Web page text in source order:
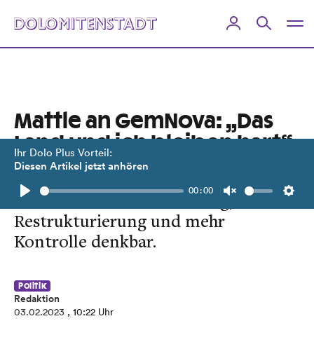
Ihr Dolo Plus Vorteil:
Diesen Artikel jetzt anhören
Play
00:00
Unmute
Mattle an GemNova: „Das
Land und ich bleiben hart“.
Eine Sanierung mit Hilfe des Landes
sei nur bei externer Prüfung,
Restruktu­rierung und mehr
Kontrolle denkbar.
Politik
Redaktion
03.02.2023 , 10:22 Uhr